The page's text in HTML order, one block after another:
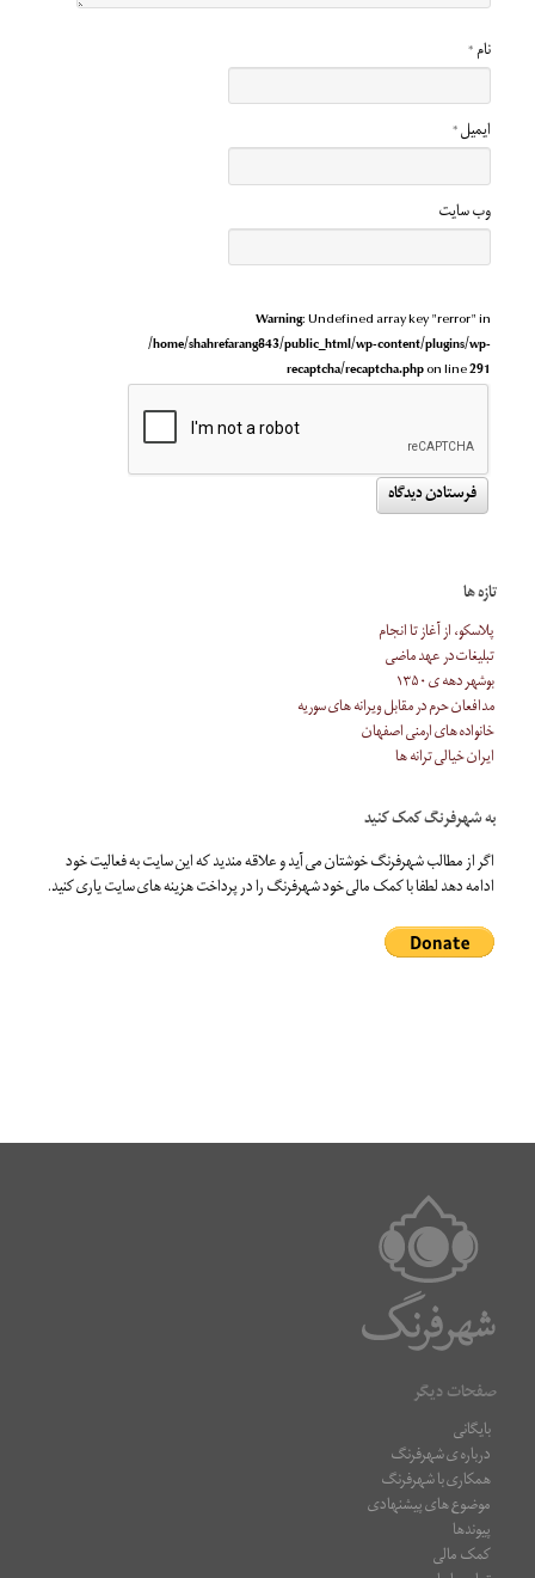
نام*
ایمیل*
وب‌ سایت
Warning: Undefined array key "rerror" in
/home/shahrefarang843/public_html/wp-content/plugins/wp-
recaptcha/recaptcha.phpon line291
تازه ها
پلاسکو، از آغاز تا انجام
تبلیغات در عهد ماضی
بوشهر دهه ی ۱۳۵۰
مدافعان حرم در مقابل ویرانه های سوریه
خانواده های ارمنی اصفهان
ایران خیالی ترانه ها
به شهرفرنگ کمک کنید
اگر از مطالب شهرفرنگ خوشتان می آید و علاقه مندید که این سایت به فعالیت خود
ادامه دهد لطفا با کمک مالی خود شهرفرنگ را در پرداخت هزینه های سایت یاری کنید.
صفحات دیگر
بایگانی
درباره ی شهرفرنگ
همکاری با شهرفرنگ
موضوع های پیشنهادی
پیوندها
کمک مالی